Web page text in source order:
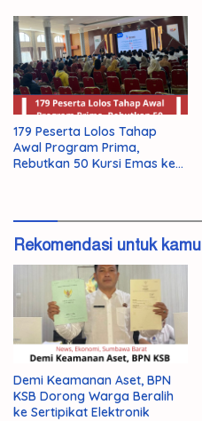
179 Peserta Lolos Tahap
Awal Program Prima,
Rebutkan 50 Kursi Emas ke
Rekomendasi untuk kamu
Demi Keamanan Aset, BPN
KSB Dorong Warga Beralih
ke Sertipikat Elektronik